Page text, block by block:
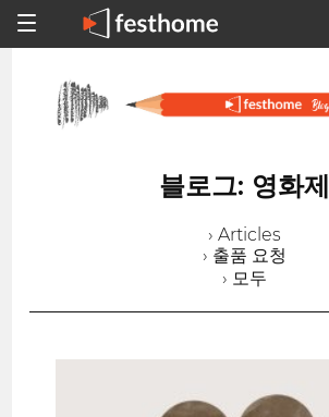
블로그: 영화제
› Articles
› 출품 요청
› 모두